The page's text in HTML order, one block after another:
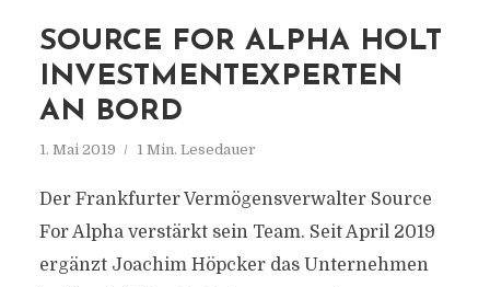
SOURCE FOR ALPHA HOLT
INVESTMENTEXPERTEN
AN BORD
1. Mai 2019 1 Min. Lesedauer
Der Frankfurter Vermögensverwalter Source
For Alpha verstärkt sein Team. Seit April 2019
ergänzt Joachim Höpcker das Unternehmen